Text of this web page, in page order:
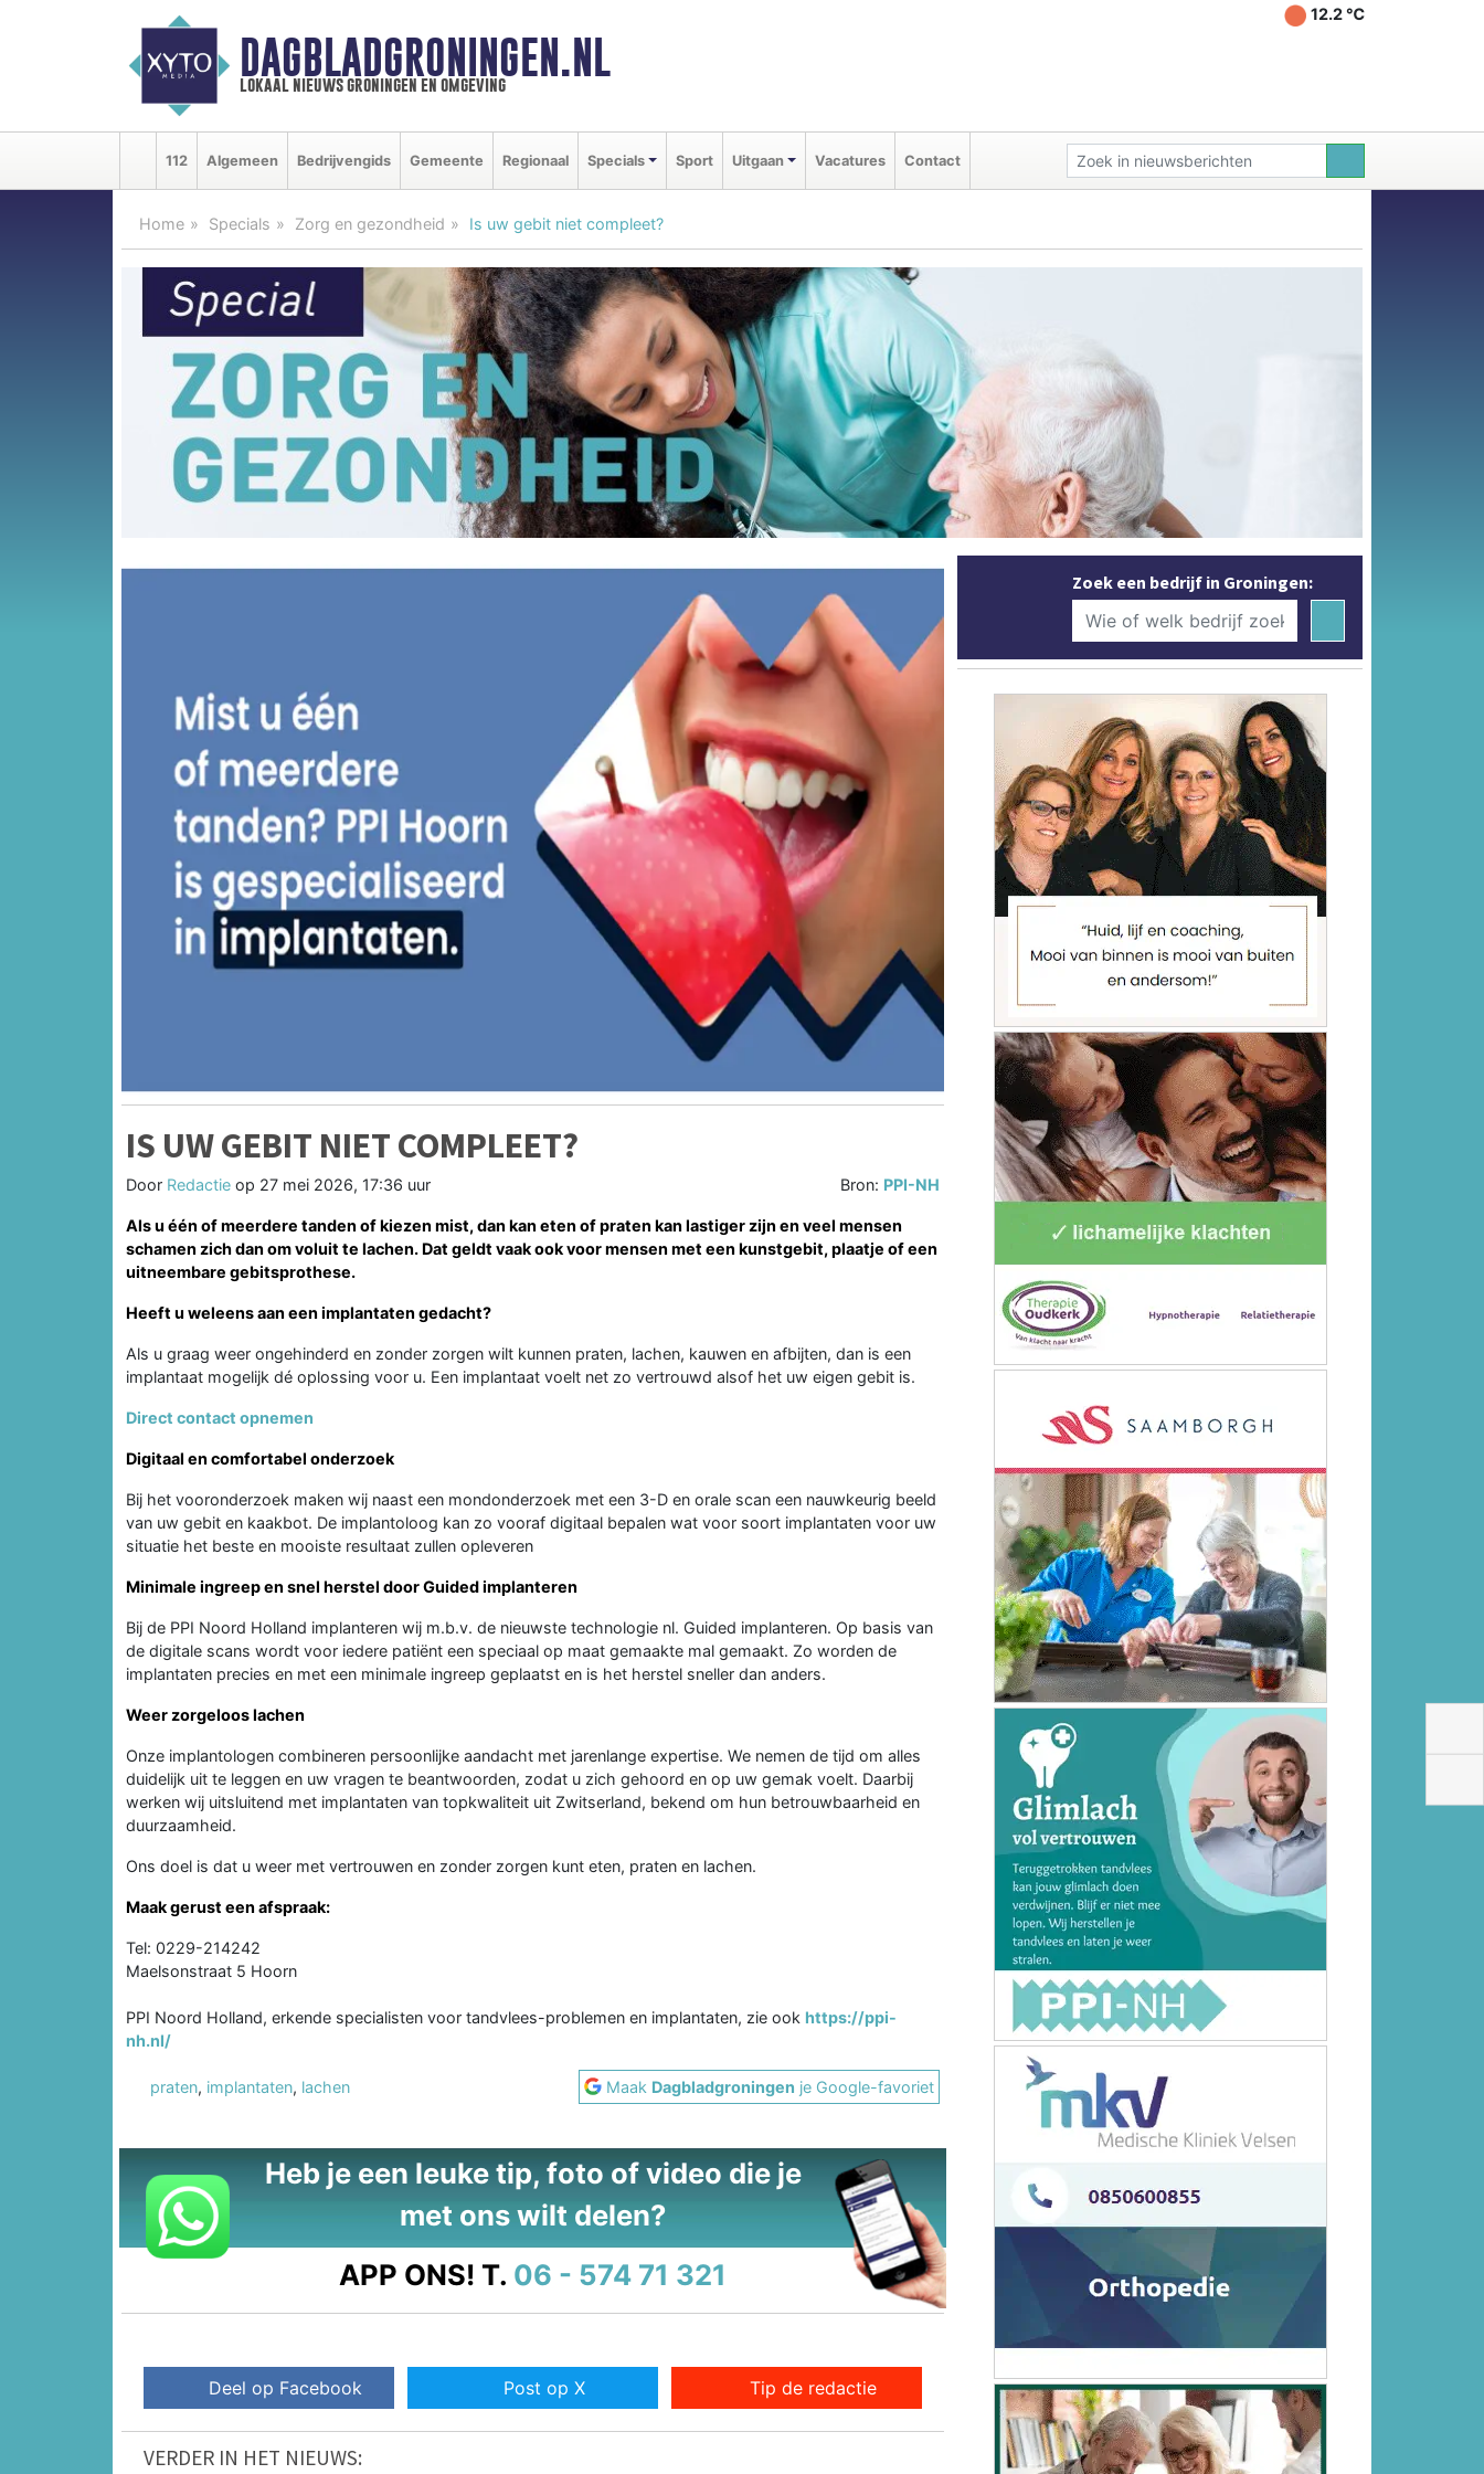
DAGBLADGRONINGEN.NL
lokaal nieuws groningen en omgeving
12.2 ℃
112 Algemeen Bedrijvengids Gemeente Regionaal Specials Sport Uitgaan Vacatures Contact
Home Specials Zorg en gezondheid Is uw gebit niet compleet?
IS UW GEBIT NIET COMPLEET?
Door Redactie op 27 mei 2026, 17:36 uur Bron: PPI-NH
Als u één of meerdere tanden of kiezen mist, dan kan eten of praten kan lastiger zijn en veel mensen
schamen zich dan om voluit te lachen. Dat geldt vaak ook voor mensen met een kunstgebit, plaatje of een
uitneembare gebitsprothese.
Heeft u weleens aan een implantaten gedacht?
Als u graag weer ongehinderd en zonder zorgen wilt kunnen praten, lachen, kauwen en afbijten, dan is een
implantaat mogelijk dé oplossing voor u. Een implantaat voelt net zo vertrouwd alsof het uw eigen gebit is.
Direct contact opnemen
Digitaal en comfortabel onderzoek
Bij het vooronderzoek maken wij naast een mondonderzoek met een 3-D en orale scan een nauwkeurig beeld
van uw gebit en kaakbot. De implantoloog kan zo vooraf digitaal bepalen wat voor soort implantaten voor uw
situatie het beste en mooiste resultaat zullen opleveren
Minimale ingreep en snel herstel door Guided implanteren
Bij de PPI Noord Holland implanteren wij m.b.v. de nieuwste technologie nl. Guided implanteren. Op basis van
de digitale scans wordt voor iedere patiënt een speciaal op maat gemaakte mal gemaakt. Zo worden de
implantaten precies en met een minimale ingreep geplaatst en is het herstel sneller dan anders.
Weer zorgeloos lachen
Onze implantologen combineren persoonlijke aandacht met jarenlange expertise. We nemen de tijd om alles
duidelijk uit te leggen en uw vragen te beantwoorden, zodat u zich gehoord en op uw gemak voelt. Daarbij
werken wij uitsluitend met implantaten van topkwaliteit uit Zwitserland, bekend om hun betrouwbaarheid en
duurzaamheid.
Ons doel is dat u weer met vertrouwen en zonder zorgen kunt eten, praten en lachen.
Maak gerust een afspraak:
Tel: 0229-214242
Maelsonstraat 5 Hoorn
PPI Noord Holland, erkende specialisten voor tandvlees-problemen en implantaten, zie ook https://ppi-
nh.nl/
praten, implantaten, lachen Maak Dagbladgroningen je Google-favoriet
Heb je een leuke tip, foto of video die je
met ons wilt delen?
APP ONS! T. 06 - 574 71 321
Deel op Facebook Post op X Tip de redactie
VERDER IN HET NIEUWS:
Zoek een bedrijf in Groningen: